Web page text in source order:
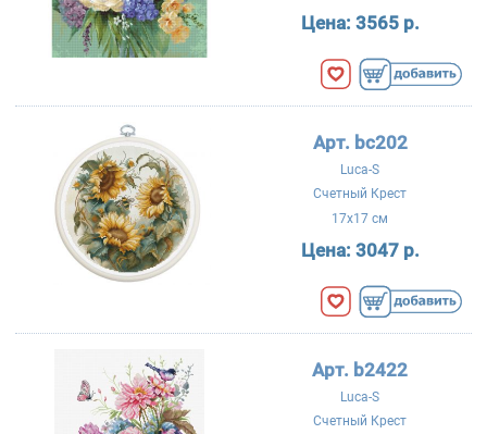
Цена: 3565 р.
Арт. bc202
Luca-S
Счетный Крест
17x17 см
Цена: 3047 р.
Арт. b2422
Luca-S
Счетный Крест